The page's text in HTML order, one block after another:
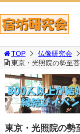
TOP
仏像研究会
東京・光照院の勢至
東京・光照院の